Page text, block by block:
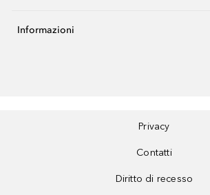
Informazioni
Privacy
Contatti
Diritto di recesso